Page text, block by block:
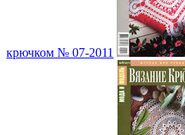
крючком № 07-2011